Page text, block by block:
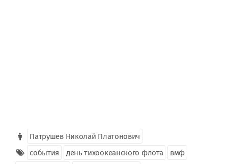
Патрушев Николай Платонович
события
день тихоокеанского флота
вмф